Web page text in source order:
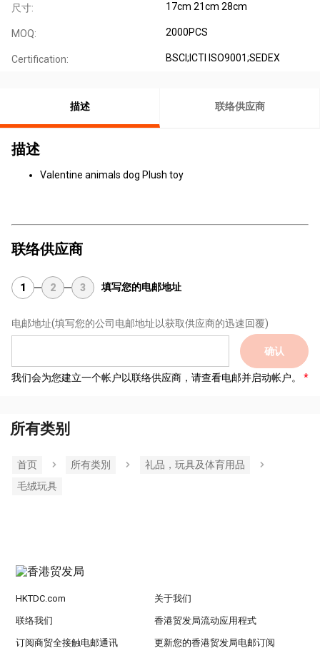
尺寸: 17cm 21cm 28cm
MOQ: 2000PCS
Certification: BSCI;ICTI ISO9001;SEDEX
描述 联络供应商
描述
Valentine animals dog Plush toy
联络供应商
1 2 3 填写您的电邮地址
电邮地址(填写您的公司电邮地址以获取供应商的迅速回覆)
确认
我们会为您建立一个帐户以联络供应商，请查看电邮并启动帐户。
所有类别
首页 所有类別
礼品，玩具及体育用品
毛绒玩具
HKTDC.com 关于我们
联络我们 香港贸发局流动应用程式
订阅商贸全接触电邮通讯 更新您的香港贸发局电邮订阅